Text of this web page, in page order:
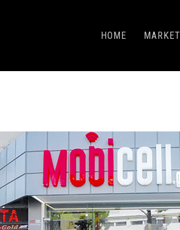
HOME MARKET